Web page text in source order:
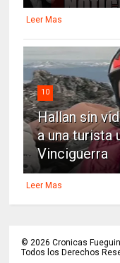
Leer Mas
10
Hallan sin
a una turista
Vinciguerra
Leer Mas
© 2026 Cronicas
Todos los Derechos